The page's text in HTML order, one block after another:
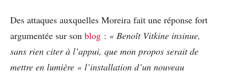
Des attaques auxquelles Moreira fait une réponse fort
argumentée sur son blog : « Benoît Vitkine insinue,
sans rien citer à l’appui, que mon propos serait de
mettre en lumière « l’installation d’un nouveau